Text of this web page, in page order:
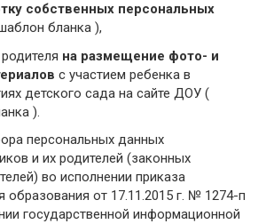
собственных персональных
бланка ),
родителя на размещение фото- и
с участием ребенка в
детского сада на сайте ДОУ (
).
персональных данных
и их родителей (законных
во исполнении приказа
образования от 17.11.2015 г. № 1274-п
государственной информационной